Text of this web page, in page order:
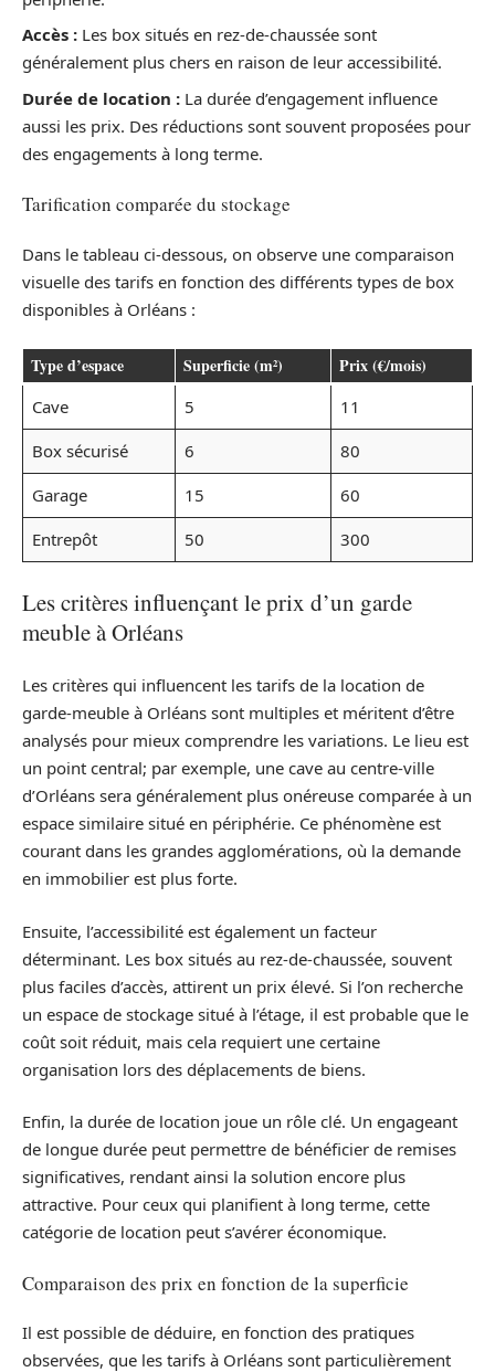
Accès : Les box situés en rez-de-chaussée sont
généralement plus chers en raison de leur accessibilité.
Durée de location : La durée d’engagement influence
aussi les prix. Des réductions sont souvent proposées pour
des engagements à long terme.
Tarification comparée du stockage
Dans le tableau ci-dessous, on observe une comparaison
visuelle des tarifs en fonction des différents types de box
disponibles à Orléans :
Type d’espace Superficie (m²) Prix (€/mois)
Cave 5
11
Box sécurisé
6
80
Garage
15
60
Entrepôt
50 300
Les critères influençant le prix d’un garde
meuble à Orléans
Les critères qui influencent les tarifs de la location de
garde-meuble à Orléans sont multiples et méritent d’être
analysés pour mieux comprendre les variations. Le lieu est
un point central; par exemple, une cave au centre-ville
d’Orléans sera généralement plus onéreuse comparée à un
espace similaire situé en périphérie. Ce phénomène est
courant dans les grandes agglomérations, où la demande
en immobilier est plus forte.
Ensuite, l’accessibilité est également un facteur
déterminant. Les box situés au rez-de-chaussée, souvent
plus faciles d’accès, attirent un prix élevé. Si l’on recherche
un espace de stockage situé à l’étage, il est probable que le
coût soit réduit, mais cela requiert une certaine
organisation lors des déplacements de biens.
Enfin, la durée de location joue un rôle clé. Un engageant
de longue durée peut permettre de bénéficier de remises
significatives, rendant ainsi la solution encore plus
attractive. Pour ceux qui planifient à long terme, cette
catégorie de location peut s’avérer économique.
Comparaison des prix en fonction de la superficie
Il est possible de déduire, en fonction des pratiques
observées, que les tarifs à Orléans sont particulièrement